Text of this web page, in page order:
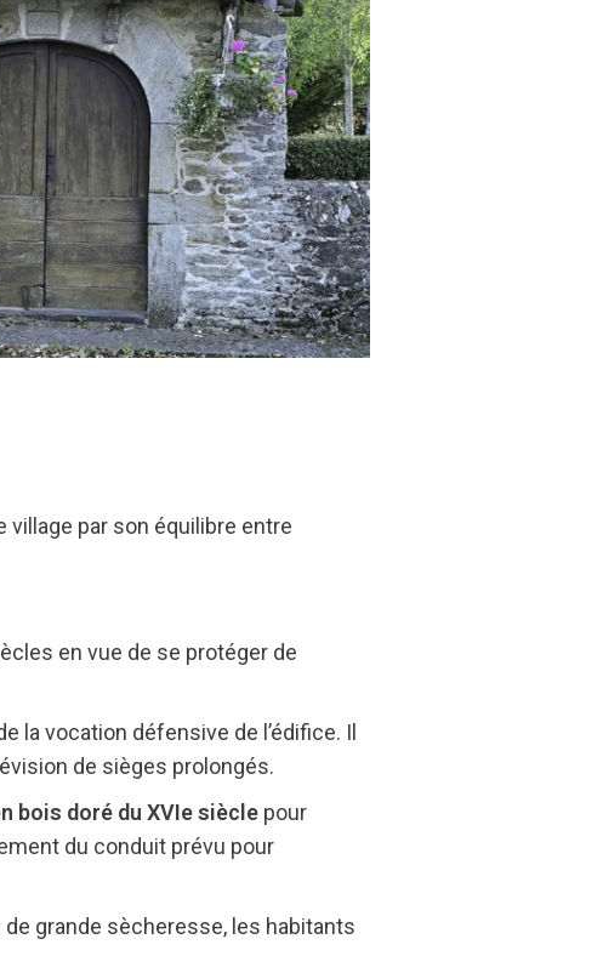
par son équilibre entre
en vue de se protéger de
la vocation défensive de l’édifice. Il
de sièges prolongés.
bois doré du XVIe siècle pour
du conduit prévu pour
de grande sècheresse, les habitants